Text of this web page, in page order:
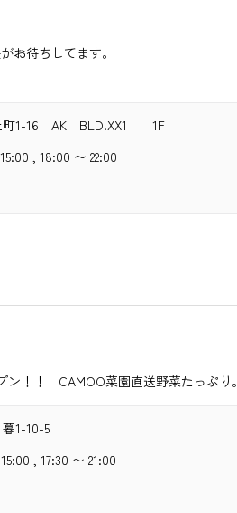
お待ちしてます。
町1-16 AK BLD.XX1 1F
, 18:00 〜 22:00
！！ CAMOO菜園直送野菜たっぷり。
1-10-5
, 17:30 〜 21:00